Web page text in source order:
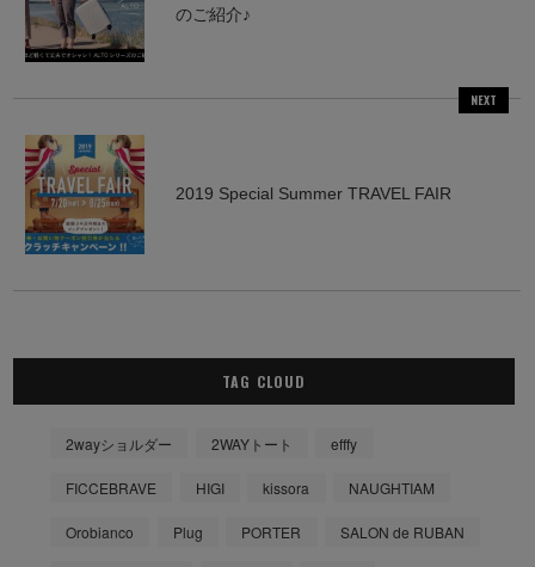
のご紹介♪
NEXT
2019 Special Summer TRAVEL FAIR
TAG CLOUD
2wayショルダー 2WAYトート efffy
FICCEBRAVE HIGI kissora NAUGHTIAM
Orobianco Plug PORTER SALON de RUBAN